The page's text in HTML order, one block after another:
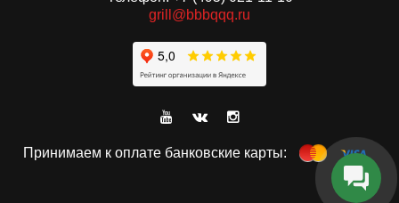
grill@bbbqqq.ru
Принимаем к оплате банковские карты: